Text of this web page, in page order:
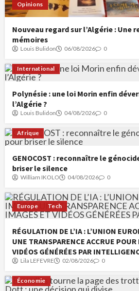
Opinions
Nouveau regard sur l’Algérie : Une
mémoires
Louis Bulidon 06/08/2026 0
International
Polynésie : une loi Morin enfin
l’Algérie ?
Louis Bulidon 04/08/2026 0
Afrique
GENOCOST : reconnaître le
briser le silence
William IKOLO 04/08/2026 0
Europe Tech
RÉGULATION DE L’IA : L’UNION
UNE TRANSPARENCE ACCRUE POUR
VIDÉOS GÉNÉRÉES PAR
Lila LEFEVRE 02/08/2026 0
Économie